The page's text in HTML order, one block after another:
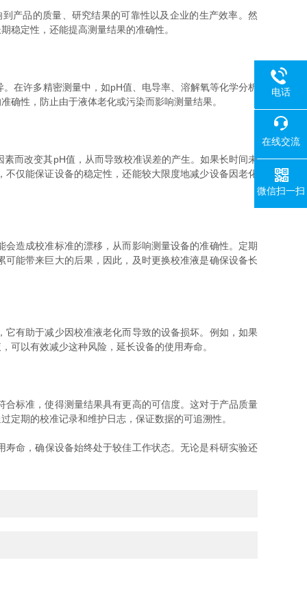
品的质量、研究结果的可靠性以及企业的生产效率。然
稳定性，还能提高测量结果的准确性。
在许多精密测量中，如pH值、电导率、溶解氧等化学分析
确性，防止由于液体老化或污染而影响测量结果。
而改变其pH值，从而导致校准误差的产生。如果长时间未
仅能保证设备的稳定性，还能较大限度地减少设备因老化
造成校准标准的漂移，从而影响测量设备的准确性。定期
能带来巨大的后果，因此，及时更换校准液是确保设备长
有助于减少因校准液老化而导致的设备损坏。例如，如果
可以有效减少这种风险，延长设备的使用寿命。
标准，使得测量结果具有更高的可信度。这对于产品质量
定期的校准记录和维护日志，保证数据的可追溯性。
命，确保设备始终处于较佳工作状态。无论是科研实验还
电话
400-
在线交流
微信扫一扫